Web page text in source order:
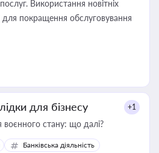
Використання новітніх
стратегій для покращення обслуговування
для бізнесу +1
воєнного стану: що далі?
Банківська діяльність